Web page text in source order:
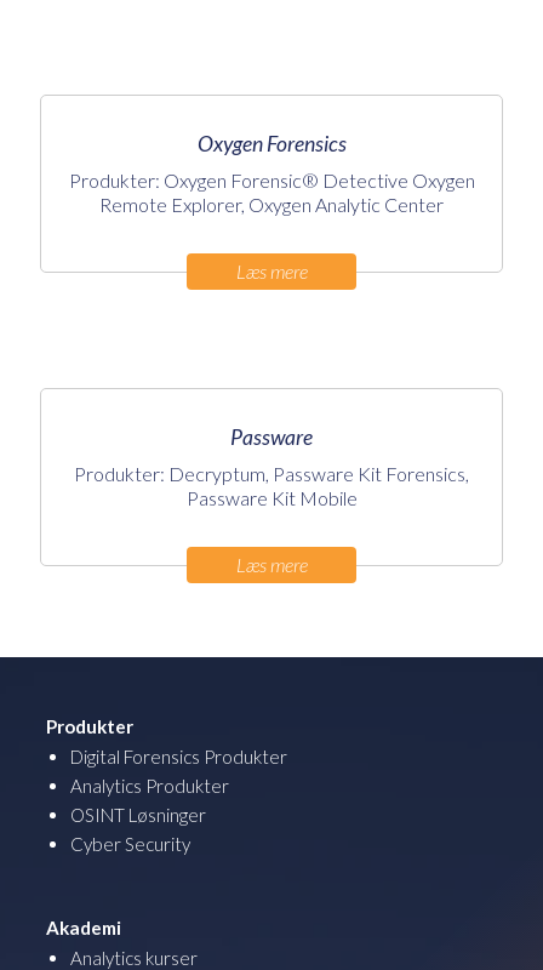
Oxygen Forensics
Produkter: Oxygen Forensic® Detective Oxygen
Remote Explorer, Oxygen Analytic Center
Læs mere
Passware
Produkter: Decryptum, Passware Kit Forensics,
Passware Kit Mobile
Læs mere
Produkter
Digital Forensics Produkter
Analytics Produkter
OSINT Løsninger
Cyber Security
Akademi
Analytics kurser